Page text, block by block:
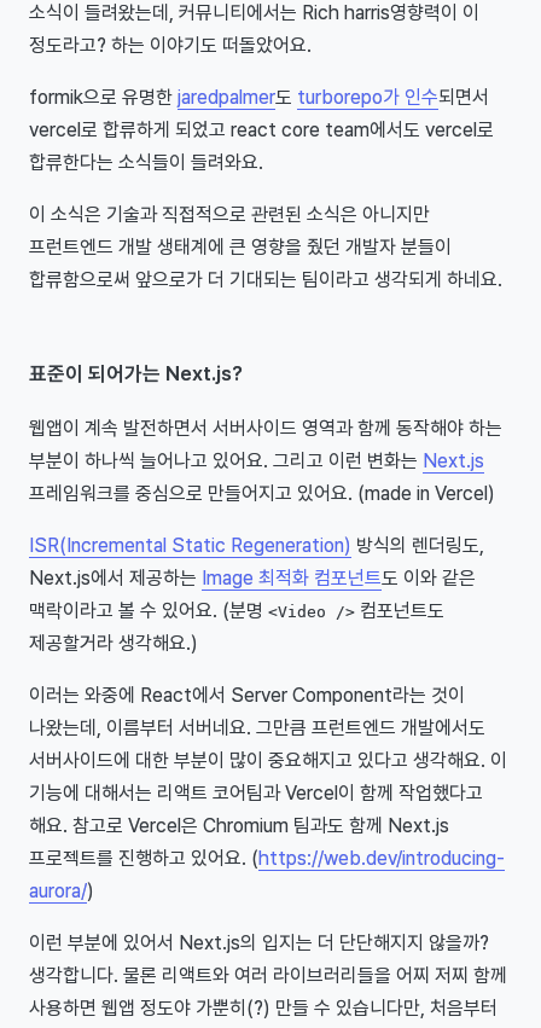
소식이 들려왔는데, 커뮤니티에서는 Rich harris영향력이 이
정도라고? 하는 이야기도 떠돌았어요.
formik으로 유명한 jaredpalmer도 turborepo가 인수되면서
vercel로 합류하게 되었고 react core team에서도 vercel로
합류한다는 소식들이 들려와요.
이 소식은 기술과 직접적으로 관련된 소식은 아니지만
프런트엔드 개발 생태계에 큰 영향을 줬던 개발자 분들이
합류함으로써 앞으로가 더 기대되는 팀이라고 생각되게 하네요.
표준이 되어가는 Next.js?
웹앱이 계속 발전하면서 서버사이드 영역과 함께 동작해야 하는
부분이 하나씩 늘어나고 있어요. 그리고 이런 변화는 Next.js
프레임워크를 중심으로 만들어지고 있어요. (made in Vercel)
ISR(Incremental Static Regeneration) 방식의 렌더링도,
Next.js에서 제공하는 Image 최적화 컴포넌트도 이와 같은
맥락이라고 볼 수 있어요. (분명 <Video /> 컴포넌트도
제공할거라 생각해요.)
이러는 와중에 React에서 Server Component라는 것이
나왔는데, 이름부터 서버네요. 그만큼 프런트엔드 개발에서도
서버사이드에 대한 부분이 많이 중요해지고 있다고 생각해요. 이
기능에 대해서는 리액트 코어팀과 Vercel이 함께 작업했다고
해요. 참고로 Vercel은 Chromium 팀과도 함께 Next.js
프로젝트를 진행하고 있어요. (https://web.dev/introducing-
aurora/)
이런 부분에 있어서 Next.js의 입지는 더 단단해지지 않을까?
생각합니다. 물론 리액트와 여러 라이브러리들을 어찌 저찌 함께
사용하면 웹앱 정도야 가뿐히(?) 만들 수 있습니다만, 처음부터